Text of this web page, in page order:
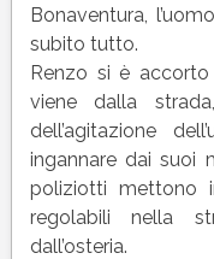
Bonaventura,
subito tutto.
Renzo si è
viene dalla
dell’agitazione
ingannare dai suoi
poliziotti mettono
regolabili nella
dall’osteria.